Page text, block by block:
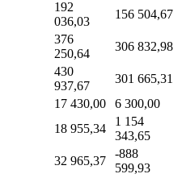
192
036,03
156 504,67
376
250,64
306 832,98
430
937,67
301 665,31
17 430,00
6 300,00
18 955,34
1 154
343,65
32 965,37
-888
599,93